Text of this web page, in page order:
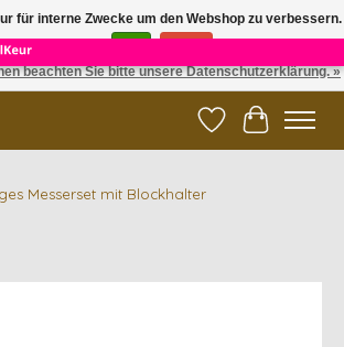
5 Reviews ×
€200 | ✓ 14 dagen retourneren
Wunschzettel
Ihr
Messerset mit Blockhalter
für interne Zwecke um den Webshop zu verbessern.
in Ordnung?
beachten Sie bitte unsere Datenschutzerklärung. »